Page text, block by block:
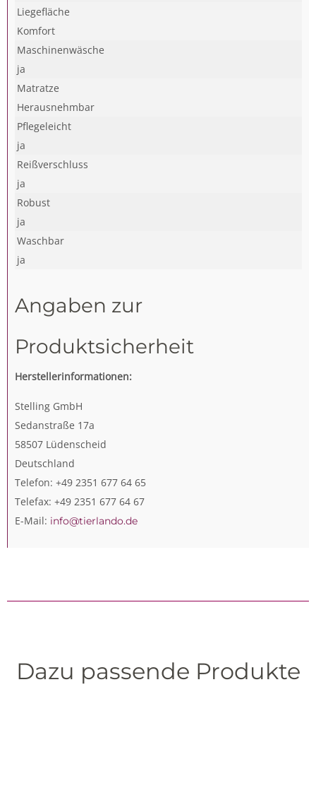
Liegefläche
Komfort
Maschinenwäsche
ja
Matratze
Herausnehmbar
Pflegeleicht
ja
Reißverschluss
ja
Robust
ja
Waschbar
ja
Angaben zur
Produktsicherheit
Herstellerinformationen:
Stelling GmbH
Sedanstraße 17a
58507 Lüdenscheid
Deutschland
Telefon: +49 2351 677 64 65
Telefax: +49 2351 677 64 67
E-Mail: info@tierlando.de
Dazu passende Produkte